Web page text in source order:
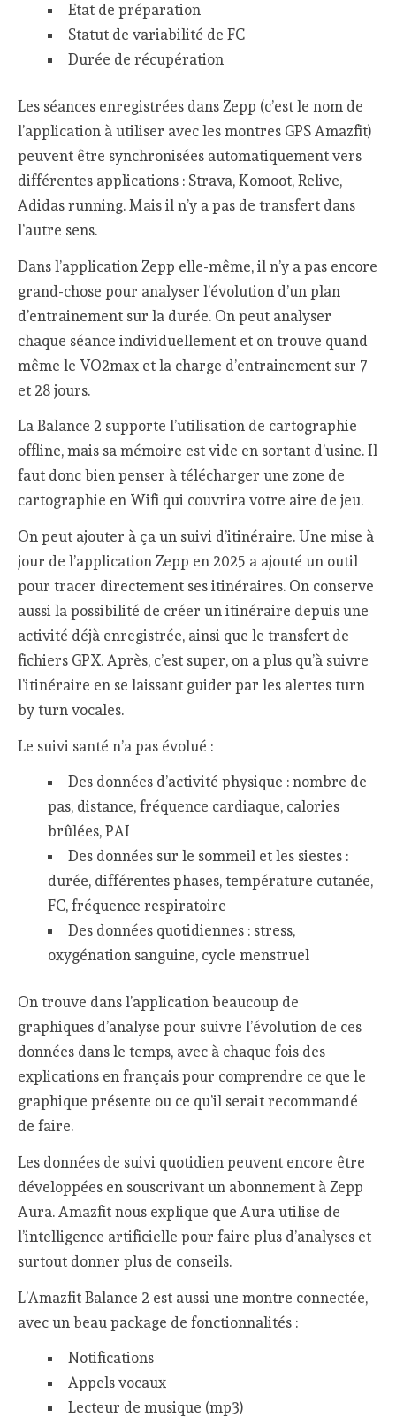
Etat de préparation
Statut de variabilité de FC
Durée de récupération
Les séances enregistrées dans Zepp (c’est le nom de
l’application à utiliser avec les montres GPS Amazfit)
peuvent être synchronisées automatiquement vers
différentes applications : Strava, Komoot, Relive,
Adidas running. Mais il n’y a pas de transfert dans
l’autre sens.
Dans l’application Zepp elle-même, il n’y a pas encore
grand-chose pour analyser l’évolution d’un plan
d’entrainement sur la durée. On peut analyser
chaque séance individuellement et on trouve quand
même le VO2max et la charge d’entrainement sur 7
et 28 jours.
La Balance 2 supporte l’utilisation de cartographie
offline, mais sa mémoire est vide en sortant d’usine. Il
faut donc bien penser à télécharger une zone de
cartographie en Wifi qui couvrira votre aire de jeu.
On peut ajouter à ça un suivi d’itinéraire. Une mise à
jour de l’application Zepp en 2025 a ajouté un outil
pour tracer directement ses itinéraires. On conserve
aussi la possibilité de créer un itinéraire depuis une
activité déjà enregistrée, ainsi que le transfert de
fichiers GPX. Après, c’est super, on a plus qu’à suivre
l’itinéraire en se laissant guider par les alertes turn
by turn vocales.
Le suivi santé n’a pas évolué :
Des données d’activité physique : nombre de
pas, distance, fréquence cardiaque, calories
brûlées, PAI
Des données sur le sommeil et les siestes :
durée, différentes phases, température cutanée,
FC, fréquence respiratoire
Des données quotidiennes : stress,
oxygénation sanguine, cycle menstruel
On trouve dans l’application beaucoup de
graphiques d’analyse pour suivre l’évolution de ces
données dans le temps, avec à chaque fois des
explications en français pour comprendre ce que le
graphique présente ou ce qu’il serait recommandé
de faire.
Les données de suivi quotidien peuvent encore être
développées en souscrivant un abonnement à Zepp
Aura. Amazfit nous explique que Aura utilise de
l’intelligence artificielle pour faire plus d’analyses et
surtout donner plus de conseils.
L’Amazfit Balance 2 est aussi une montre connectée,
avec un beau package de fonctionnalités :
Notifications
Appels vocaux
Lecteur de musique (mp3)